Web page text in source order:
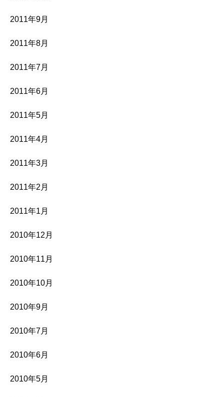
2011年9月
2011年8月
2011年7月
2011年6月
2011年5月
2011年4月
2011年3月
2011年2月
2011年1月
2010年12月
2010年11月
2010年10月
2010年9月
2010年7月
2010年6月
2010年5月